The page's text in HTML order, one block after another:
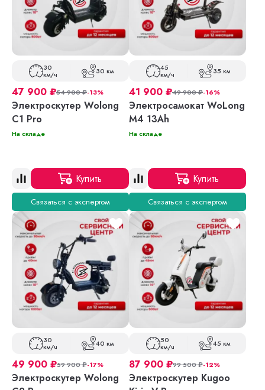
30
км/ч 30 км
47 900 ₽54 900₽-13%
Электроскутер Wolong
C1 Pro
На складе
Купить
Связаться с экспертом
45
км/ч 35 км
41 900 ₽49 900₽-16%
Электросамокат WoLong
M4 13Ah
На складе
Купить
Связаться с экспертом
30
км/ч 40 км
49 900 ₽59 900₽-17%
Электроскутер Wolong
50
км/ч 45 км
87 900 ₽99 500₽-12%
Электроскутер Kugoo